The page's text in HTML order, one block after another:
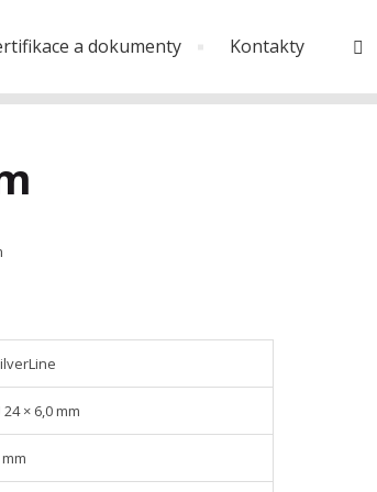
a dokumenty Kontakty
24 × 6,0 mm
mm